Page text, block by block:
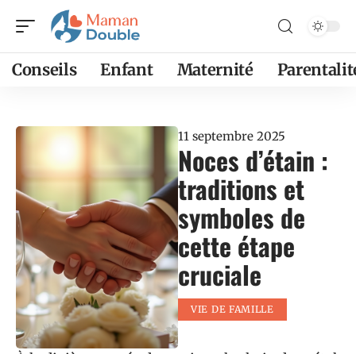
Conseils Enfant Maternité
11 septembre 2025
Noces d’étain :
traditions et
symboles de
cette étape
cruciale
VIE DE FAMILLE